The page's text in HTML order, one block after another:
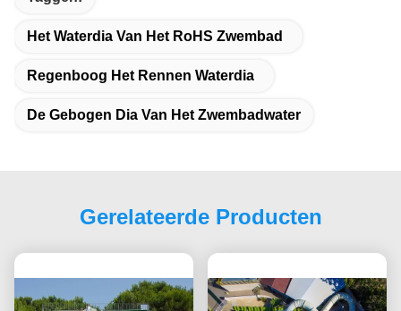
Het Waterdia Van Het RoHS Zwembad
Regenboog Het Rennen Waterdia
De Gebogen Dia Van Het Zwembadwater
Gerelateerde Producten